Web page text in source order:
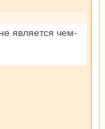
является чем-